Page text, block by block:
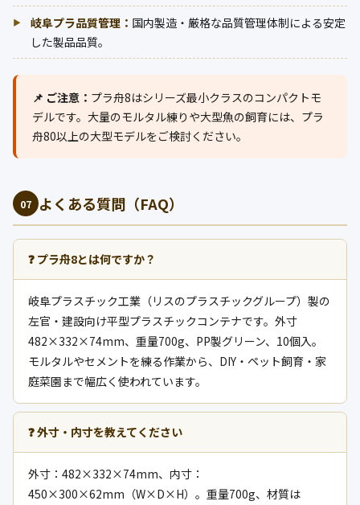
岐阜プラ品質管理： 国内製造・厳格な品質管理体制による安定
した製品品質。
📌 ご注意： プラ舟8はシリーズ最小クラスのコンパクトモ
デルです。大量のモルタル練りや大型魚の飼育には、プラ
舟80以上の大型モデルをご検討ください。
07 よくある質問（FAQ）
❓ プラ舟8とは何ですか？
岐阜プラスチック工業（リスのプラスチックグループ）製の
左官・建設向け平型プラスチックコンテナです。外寸
482×332×74mm、重量700g、PP製グリーン、10個入。
モルタルやセメントを練る作業から、DIY・ペット飼育・家
庭菜園まで幅広く使われています。
❓ 外寸・内寸を教えてください
外寸：482×332×74mm、内寸：
450×300×62mm（W×D×H）。重量700g、材質は